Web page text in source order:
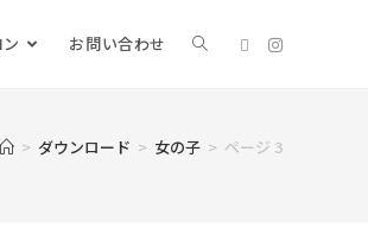
お問い合わせ
> ダウンロード > 女の子 > ページ 3